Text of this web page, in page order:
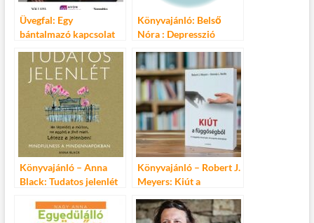
Üvegfal: Egy
bántalmazó kapcsolat
Könyvajánló: Belső
Nóra : Depresszió
Könyvajánló – Anna
Black: Tudatos jelenlét
Könyvajánló – Robert J.
Meyers: Kiút a